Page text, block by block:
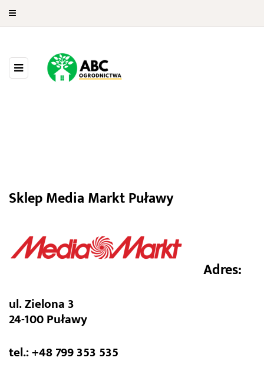
Sklep Media Markt Puławy
Adres:
ul. Zielona 3
24-100 Puławy
tel.: +48 799 353 535